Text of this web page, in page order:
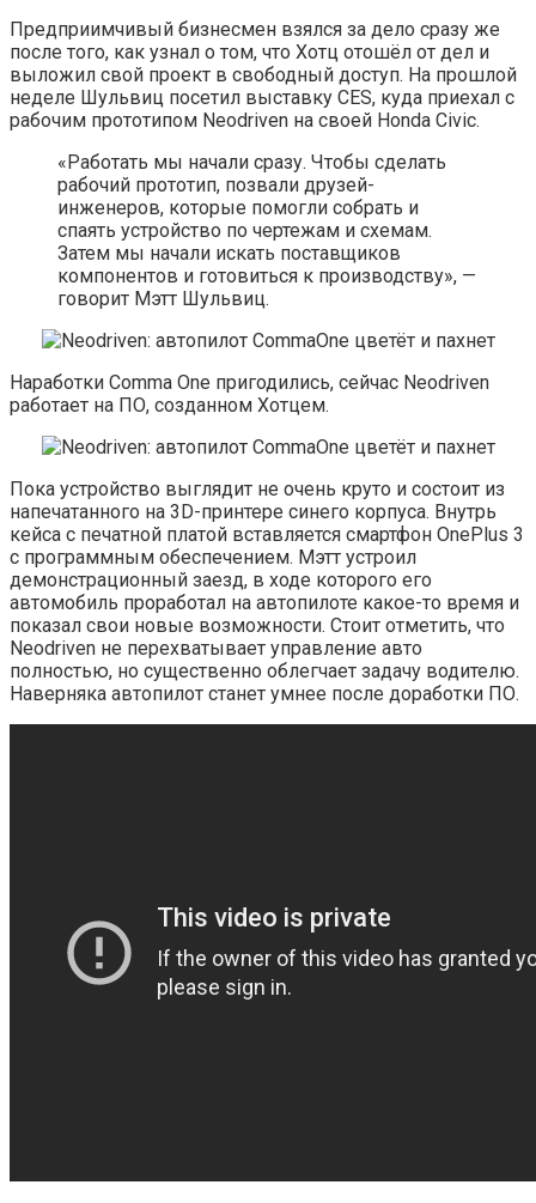
Предприимчивый бизнесмен взялся за дело сразу же
после того, как узнал о том, что Хотц отошёл от дел и
выложил свой проект в свободный доступ. На прошлой
неделе Шульвиц посетил выставку CES, куда приехал с
рабочим прототипом Neodriven на своей Honda Civic.
«Работать мы начали сразу. Чтобы сделать
рабочий прототип, позвали друзей-
инженеров, которые помогли собрать и
спаять устройство по чертежам и схемам.
Затем мы начали искать поставщиков
компонентов и готовиться к производству», —
говорит Мэтт Шульвиц.
Наработки Comma One пригодились, сейчас Neodriven
работает на ПО, созданном Хотцем.
Пока устройство выглядит не очень круто и состоит из
напечатанного на 3D-принтере синего корпуса. Внутрь
кейса с печатной платой вставляется смартфон OnePlus 3
с программным обеспечением. Мэтт устроил
демонстрационный заезд, в ходе которого его
автомобиль проработал на автопилоте какое-то время и
показал свои новые возможности. Стоит отметить, что
Neodriven не перехватывает управление авто
полностью, но существенно облегчает задачу водителю.
Наверняка автопилот станет умнее после доработки ПО.